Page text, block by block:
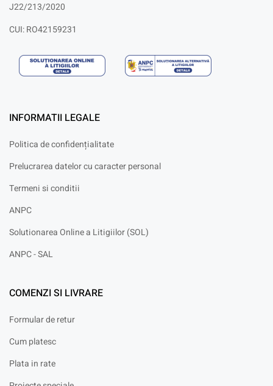
J22/213/2020
CUI: RO42159231
INFORMATII LEGALE
Politica de confidențialitate
Prelucrarea datelor cu caracter personal
Termeni si conditii
ANPC
Solutionarea Online a Litigiilor (SOL)
ANPC - SAL
COMENZI SI LIVRARE
Formular de retur
Cum platesc
Plata in rate